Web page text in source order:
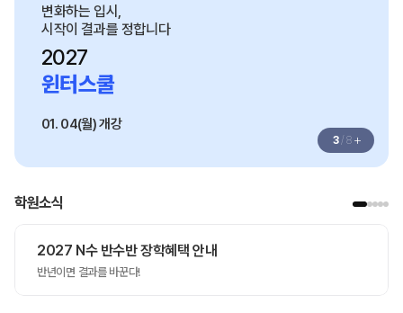
변화하는 입시,
시작이 결과를 정합니다
2027
윈터스쿨
01. 04(월) 개강
3/ 8 +
학원소식
2027 N수 반수반 장학혜택 안내
반년이면 결과를 바꾼다!